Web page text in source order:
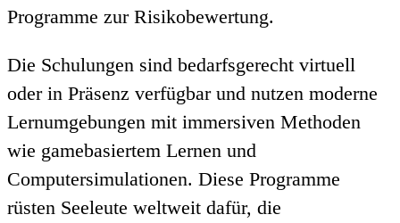
Programme zur Risikobewertung.
Die Schulungen sind bedarfsgerecht virtuell
oder in Präsenz verfügbar und nutzen moderne
Lernumgebungen mit immersiven Methoden
wie gamebasiertem Lernen und
Computersimulationen. Diese Programme
rüsten Seeleute weltweit dafür, die